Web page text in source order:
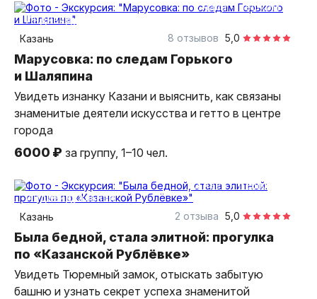
2 часа
пешком
индивидуальная
Казань
5,0
8 отзывов
Марусовка: по следам Горького
и Шаляпина
Увидеть изнанку Казани и выяснить, как связаны
знаменитые деятели искусства и гетто в центре
города
6000 ₽ за группу, 1–10 чел.
2 часа
пешком
индивидуальная
Казань
5,0
2 отзыва
Была бедной, стала элитной: прогулка
по «Казанской Рублёвке»
Увидеть Тюремный замок, отыскать забытую
башню и узнать секрет успеха знаменитой